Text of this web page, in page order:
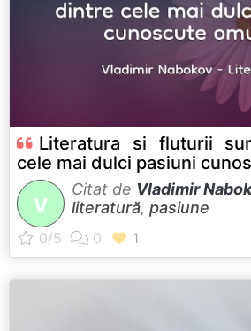
Literatura si fluturii
cele mai dulci pasiuni
V
Citat de Vladimir
literatură, pasiune